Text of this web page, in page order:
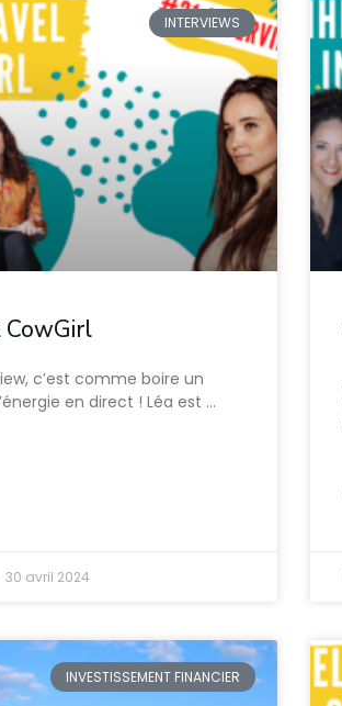
INTERVIEWS
CowGirl
c’est comme boire un
en direct ! Léa est …
30 avril 2024
INVESTISSEMENT FINANCIER